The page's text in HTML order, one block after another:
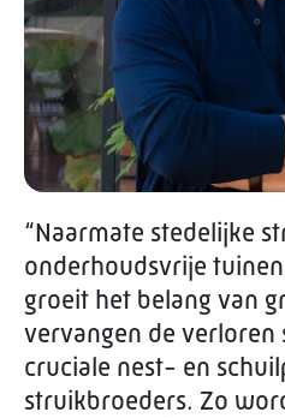
“Naarmate stedelijke
onderhoudsvrije
groeit het belang van
vervangen de verloren
cruciale nest- en
struikbroeders. Zo